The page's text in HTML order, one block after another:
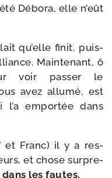
Débora, elle n’eût
qu’elle finit, puis­
Maintenant, ô
voir pas­ser le
avez allu­mé, est
empor­tée dans
et Franc) il y a res­
et chose sur­pre­
les fautes.